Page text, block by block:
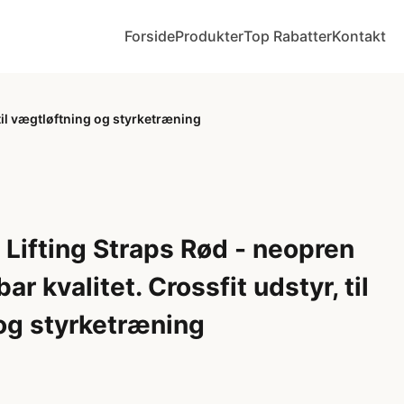
ForsideProdukterTop RabatterKontakt
til vægtløftning og styrketræning
Lifting Straps Rød - neopren
kvalitet. Crossfit udstyr, til
styrketræning